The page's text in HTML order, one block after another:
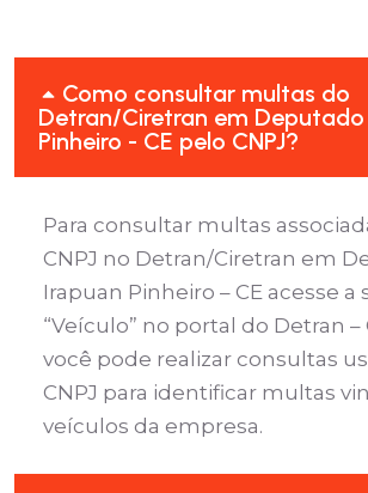
Como consultar multas do
Detran/Ciretran em
Pinheiro - CE pelo CNPJ?
Para consultar multas
CNPJ no Detran/Ciretran em
Irapuan Pinheiro – CE acesse a
“Veículo” no portal do Detran –
você pode realizar consultas
CNPJ para identificar multas
veículos da empresa.